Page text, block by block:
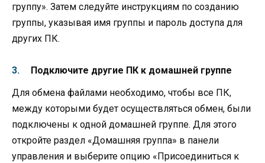
группу». Затем следуйте инструкциям по созданию
группы, указывая имя группы и пароль доступа для
других ПК.
Подключите другие ПК к домашней группе
Для обмена файлами необходимо, чтобы все ПК,
между которыми будет осуществляться обмен, были
подключены к одной домашней группе. Для этого
откройте раздел «Домашняя группа» в панели
управления и выберите опцию «Присоединиться к